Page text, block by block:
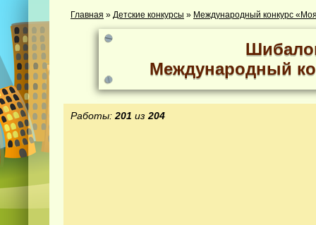
Главная » Детские конкурсы » Международный конкурс
Международный
Работы: 201 из 204